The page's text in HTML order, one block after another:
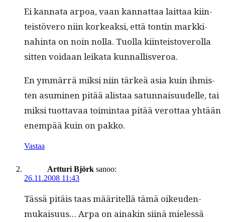
Ei kan­na­ta arpoa, vaan kan­nat­taa lait­taa kiin­
teistövero niin korkeak­si, että ton­tin markki­
nahin­ta on noin nol­la. Tuol­la kiin­teis­toverol­la
sit­ten voidaan leika­ta kunnallisveroa.
En ymmär­rä mik­si niin tärkeä asia kuin ihmis­
ten asum­i­nen pitää alis­taa sat­un­naisu­udelle, tai
mik­si tuot­tavaa toim­intaa pitää verot­taa yhtään
enem­pää kuin on pakko.
Vastaa
Artturi Björk sanoo:
26.11.2008 11:43
Tässä pitäis taas määritel­lä tämä oikeu­den­
mukaisu­us… Arpa on ainakin siinä mielessä